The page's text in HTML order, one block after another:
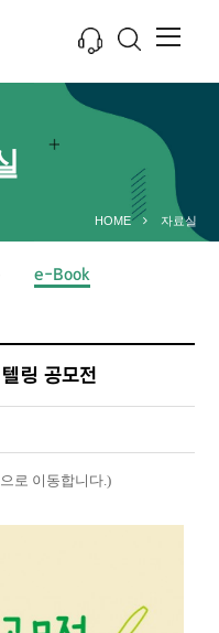
HOME 자료실
e-Book
링 공모전
로 이동합니다.)